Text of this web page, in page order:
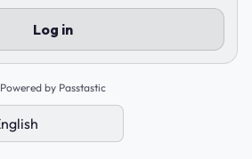
Log in
Powered by Passtastic